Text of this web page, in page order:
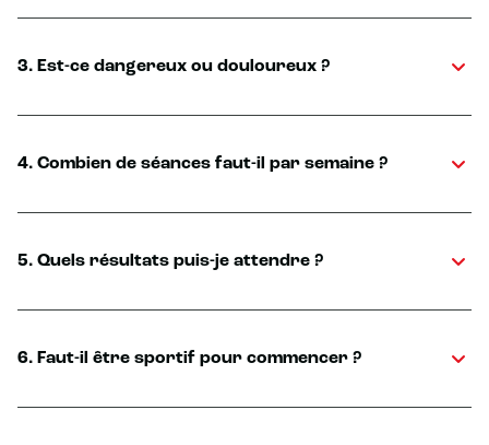
3. Est-ce dangereux ou douloureux ?
4. Combien de séances faut-il par semaine ?
5. Quels résultats puis-je attendre ?
6. Faut-il être sportif pour commencer ?